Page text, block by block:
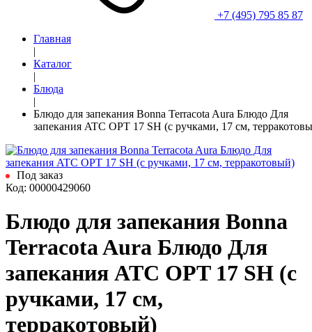
+7 (495) 795 85 87
Главная
|
Каталог
|
Блюда
|
Блюдо для запекания Bonna Terracota Aura Блюдо Для
запекания ATC OPT 17 SH (с ручками, 17 см,
Под заказ
Код: 00000429060
Блюдо для запекания Bonna
Terracota Aura Блюдо Для
запекания ATC OPT 17 SH (с
ручками, 17 см,
терракотовый)